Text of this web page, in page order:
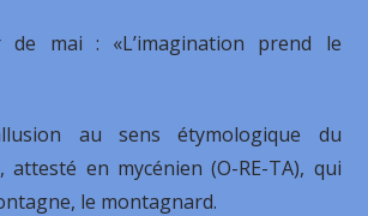
mai : «L’imagination prend le
au sens étymologique du
attesté en mycénien (O-RE-TA), qui
le montagnard.